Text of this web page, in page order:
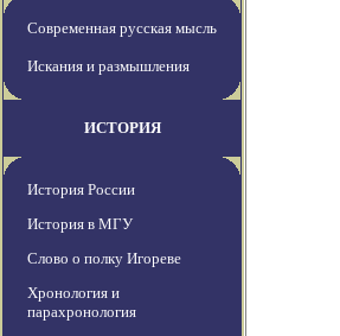
Современная русская мысль
Искания и размышления
ИСТОРИЯ
История России
История в МГУ
Слово о полку Игореве
Хронология и
парахронология